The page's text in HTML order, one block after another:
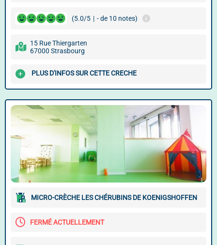
(5.0/5 | - de 10 notes)
15 Rue Thiergarten
67000 Strasbourg
PLUS D'INFOS SUR CETTE CRECHE
MICRO-CRÈCHE LES CHÉRUBINS DE KOENIGSHOFFEN
FERMÉ ACTUELLEMENT